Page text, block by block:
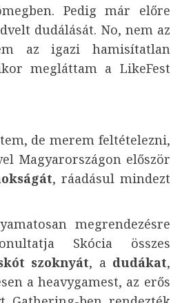
Pedig már előre
dudálását. No, nem az
az igazi hamisítatlan
megláttam a LikeFest
de merem feltételezni,
Magyarországon először
, ráadásul mindezt
megrendezésre
Skócia összes
szoknyát, a dudákat,
a heavygamest, az erős